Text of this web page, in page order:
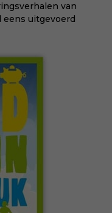
van
eens uitgevoerd